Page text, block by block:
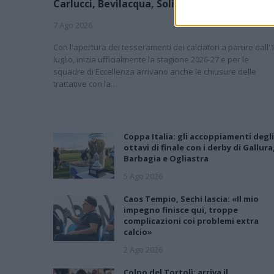
Carlucci, Bevilacqua, Solinas, Souare e Galic
7 Ago 2026
Con l'apertura dei tesseramenti dei calciatori a partire dall'1
luglio, inizia ufficialmente la stagione 2026-27 e per le
squadre di Eccellenza arrivano anche le chiusure delle
trattative con la…
Coppa Italia: gli accoppiamenti degli
ottavi di finale con i derby di Gallura,
Barbagia e Ogliastra
5 Ago 2026
Caos Tempio, Sechi lascia: «Il mio
impegno finisce qui, troppe
complicazioni coi problemi extra
calcio»
2 Ago 2026